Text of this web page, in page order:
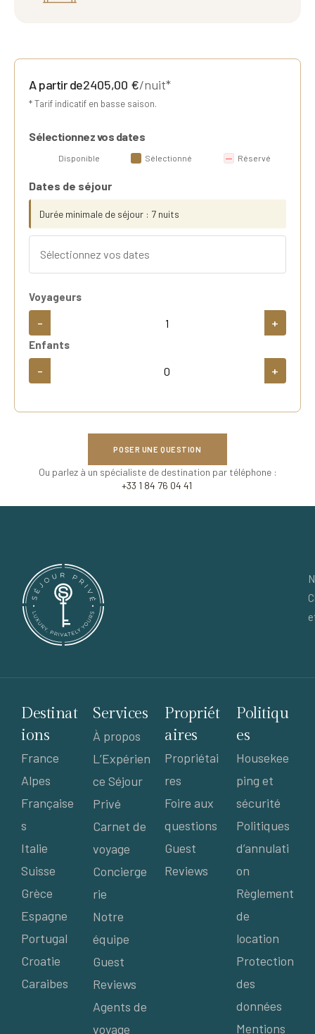
A partir de2405,00 €/nuit*
* Tarif indicatif en basse saison.
Sélectionnez vos dates
Disponible Sélectionné Réservé
Dates de séjour
Durée minimale de séjour : 7 nuits
Voyageurs
- +
Enfants
- +
POSER UNE QUESTION
Ou parlez à un spécialiste de destination par téléphone :
+33 1 84 76 04 41
Destinat
ions
France
Alpes
Française
s
Italie
Suisse
Grèce
Espagne
Portugal
Croatie
Caraibes
Services
À propos
L’Expérien
ce Séjour
Privé
Carnet de
voyage
Concierge
rie
Notre
équipe
Guest
Reviews
Agents de
voyage
Propriét
aires
Propriétai
res
Foire aux
questions
Guest
Reviews
Politiqu
es
Housekee
ping et
sécurité
Politiques
d’annulati
on
Règlement
de
location
Protection
des
données
Mentions